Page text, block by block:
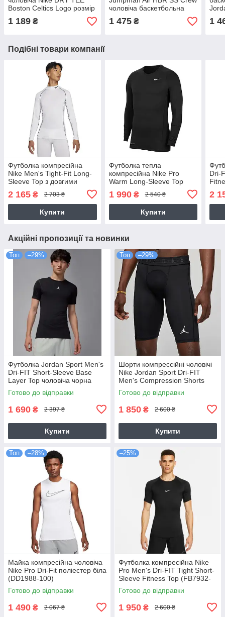
Boston Celtics Logo розмір
XL (CT9438-312))
1 189 ₴
чоловіча баскетбольна
(CV3425-101)
1 475₴
SS
1
Подібні товари компанії
Футболка компресійна
Nike Men's Tight-Fit Long-
Sleeve Top з довгими
2 165 ₴ 2 703 ₴
Купити
Футболка тепла
компресійна Nike Pro
Warm Long-Sleeve Top
1 990₴ 2 540 ₴
Купити
Dri-
010)
2
Акційні пропозиції та новинки
Топ –29%
Футболка Jordan Sport Men's
Dri-FIT Short-Sleeve Base
Layer Top чоловіча чорна
оригінал (HV4099-010)
Готово до відправки
1 690 ₴ 2 397 ₴
Купити
Топ –29%
Шорти компрессійні чоловічі
Nike Jordan Sport Dri-FIT
Men's Compression Shorts
(DM1813-010)
Готово до відправки
1 850 ₴ 2 600 ₴
Купити
Топ –28%
Майка компресійна чоловіча
Nike Pro Dri-Fit поліестер біла
(DD1988-100)
Готово до відправки
1 490 ₴ 2 067 ₴
–25%
Футболка компресійна Nike
Pro Men's Dri-FIT Tight Short-
Sleeve Fitness Top (FB7932-
010)
Готово до відправки
1 950 ₴ 2 600 ₴